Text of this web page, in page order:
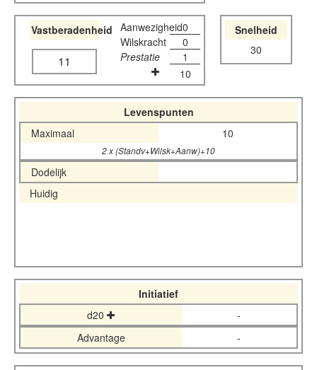
Vastberadenheid
11
Aanwezigheid0
Wilskracht
0
Prestatie
1
10
Snelheid
30
Levenspunten
Maximaal
10
2 x (Standv+Wilsk+Aanw)+10
Dodelijk
Huidig
Initiatief
d20
-
Advantage
-